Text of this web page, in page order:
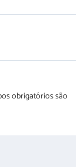
obrigatórios são